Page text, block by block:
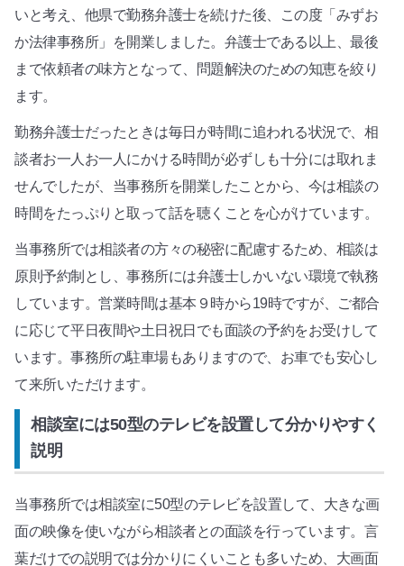
いと考え、他県で勤務弁護士を続けた後、この度「みずお
か法律事務所」を開業しました。弁護士である以上、最後
まで依頼者の味方となって、問題解決のための知恵を絞り
ます。
勤務弁護士だったときは毎日が時間に追われる状況で、相
談者お一人お一人にかける時間が必ずしも十分には取れま
せんでしたが、当事務所を開業したことから、今は相談の
時間をたっぷりと取って話を聴くことを心がけています。
当事務所では相談者の方々の秘密に配慮するため、相談は
原則予約制とし、事務所には弁護士しかいない環境で執務
しています。営業時間は基本９時から19時ですが、ご都合
に応じて平日夜間や土日祝日でも面談の予約をお受けして
います。事務所の駐車場もありますので、お車でも安心し
て来所いただけます。
相談室には50型のテレビを設置して分かりやすく
説明
当事務所では相談室に50型のテレビを設置して、大きな画
面の映像を使いながら相談者との面談を行っています。言
葉だけでの説明では分かりにくいことも多いため、大画面